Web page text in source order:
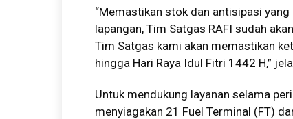
“Memastikan stok dan antisipasi
lapangan, Tim Satgas RAFI sudah
Tim Satgas kami akan memastikan
hingga Hari Raya Idul Fitri 1442 H,”
Untuk mendukung layanan selama
menyiagakan 21 Fuel Terminal (FT)